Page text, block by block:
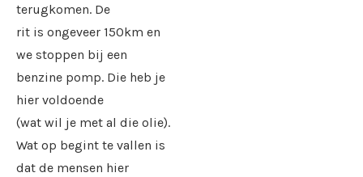
terugkomen. De
rit is ongeveer 150km en
we stoppen bij een
benzine pomp. Die heb je
hier voldoende
(wat wil je met al die olie).
Wat op begint te vallen is
dat de mensen hier